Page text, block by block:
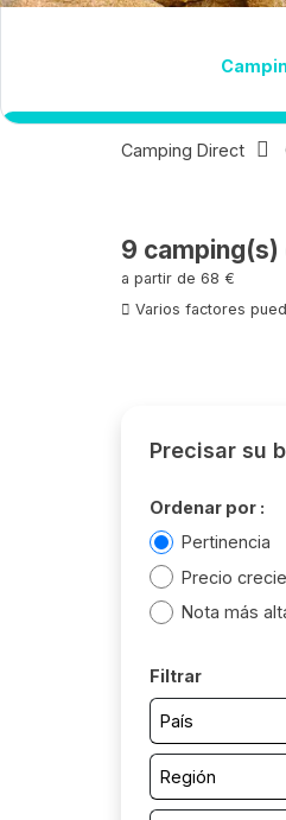
Camping Direct
9
a partir de 68 €
Varios factores
Precisar su
Ordenar por :
Pertinencia
Precio
Nota más
Filtrar
País
Región